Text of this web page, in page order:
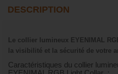
DESCRIPTION
Le collier lumineux EYENIMAL
la visibilité et la sécurité de votre
Caractéristiques du collier